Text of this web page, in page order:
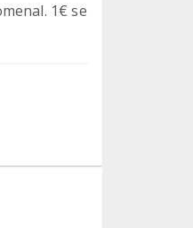
1€ se